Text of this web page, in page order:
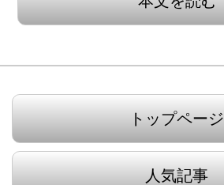
トップページ
人気記事